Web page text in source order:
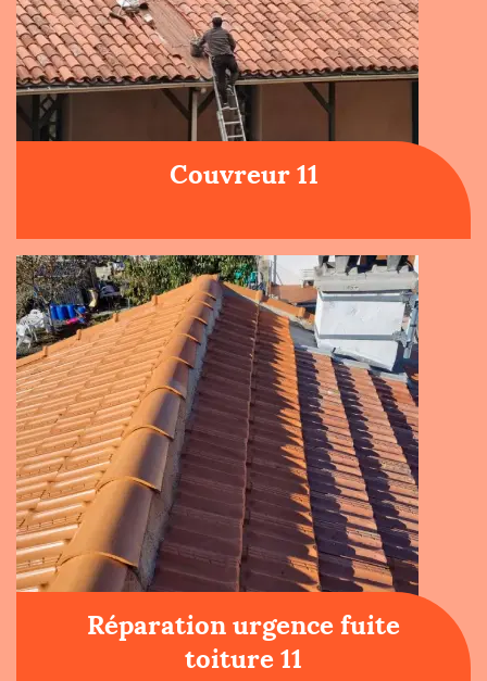
Couvreur 11
Réparation urgence fuite
toiture 11